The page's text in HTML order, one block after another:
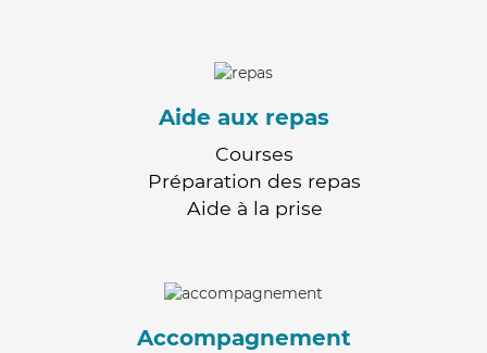
Aide aux repas
Courses
Préparation des repas
Aide à la prise
Accompagnement